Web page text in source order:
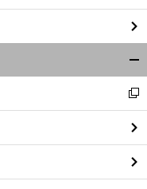
な
々
？
閉
る
新
し
い
ウ
ィ
ン